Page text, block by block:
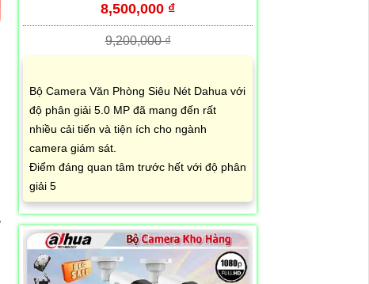
8,500,000 ₫
9,200,000 ₫
Bộ Camera Văn Phòng Siêu Nét Dahua với
độ phân giải 5.0 MP đã mang đến rất
nhiều cải tiến và tiện ích cho ngành
camera giám sát.
Điểm đáng quan tâm trước hết với độ phân
giải 5